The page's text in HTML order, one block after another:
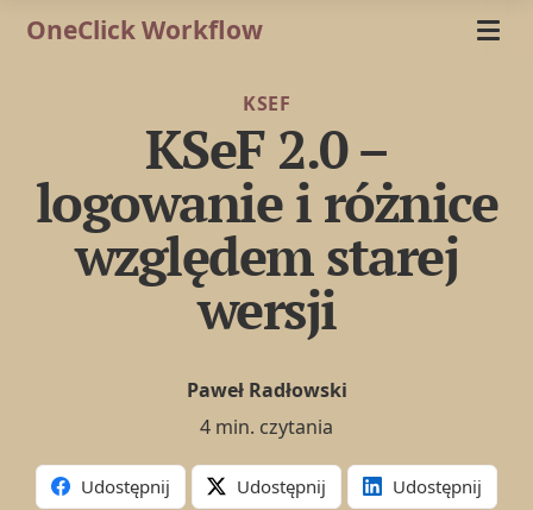
OneClick Workflow
KSEF
KSeF 2.0 –
logowanie i różnice
względem starej
wersji
Paweł Radłowski
4 min. czytania
Udostępnij Udostępnij Udostępnij